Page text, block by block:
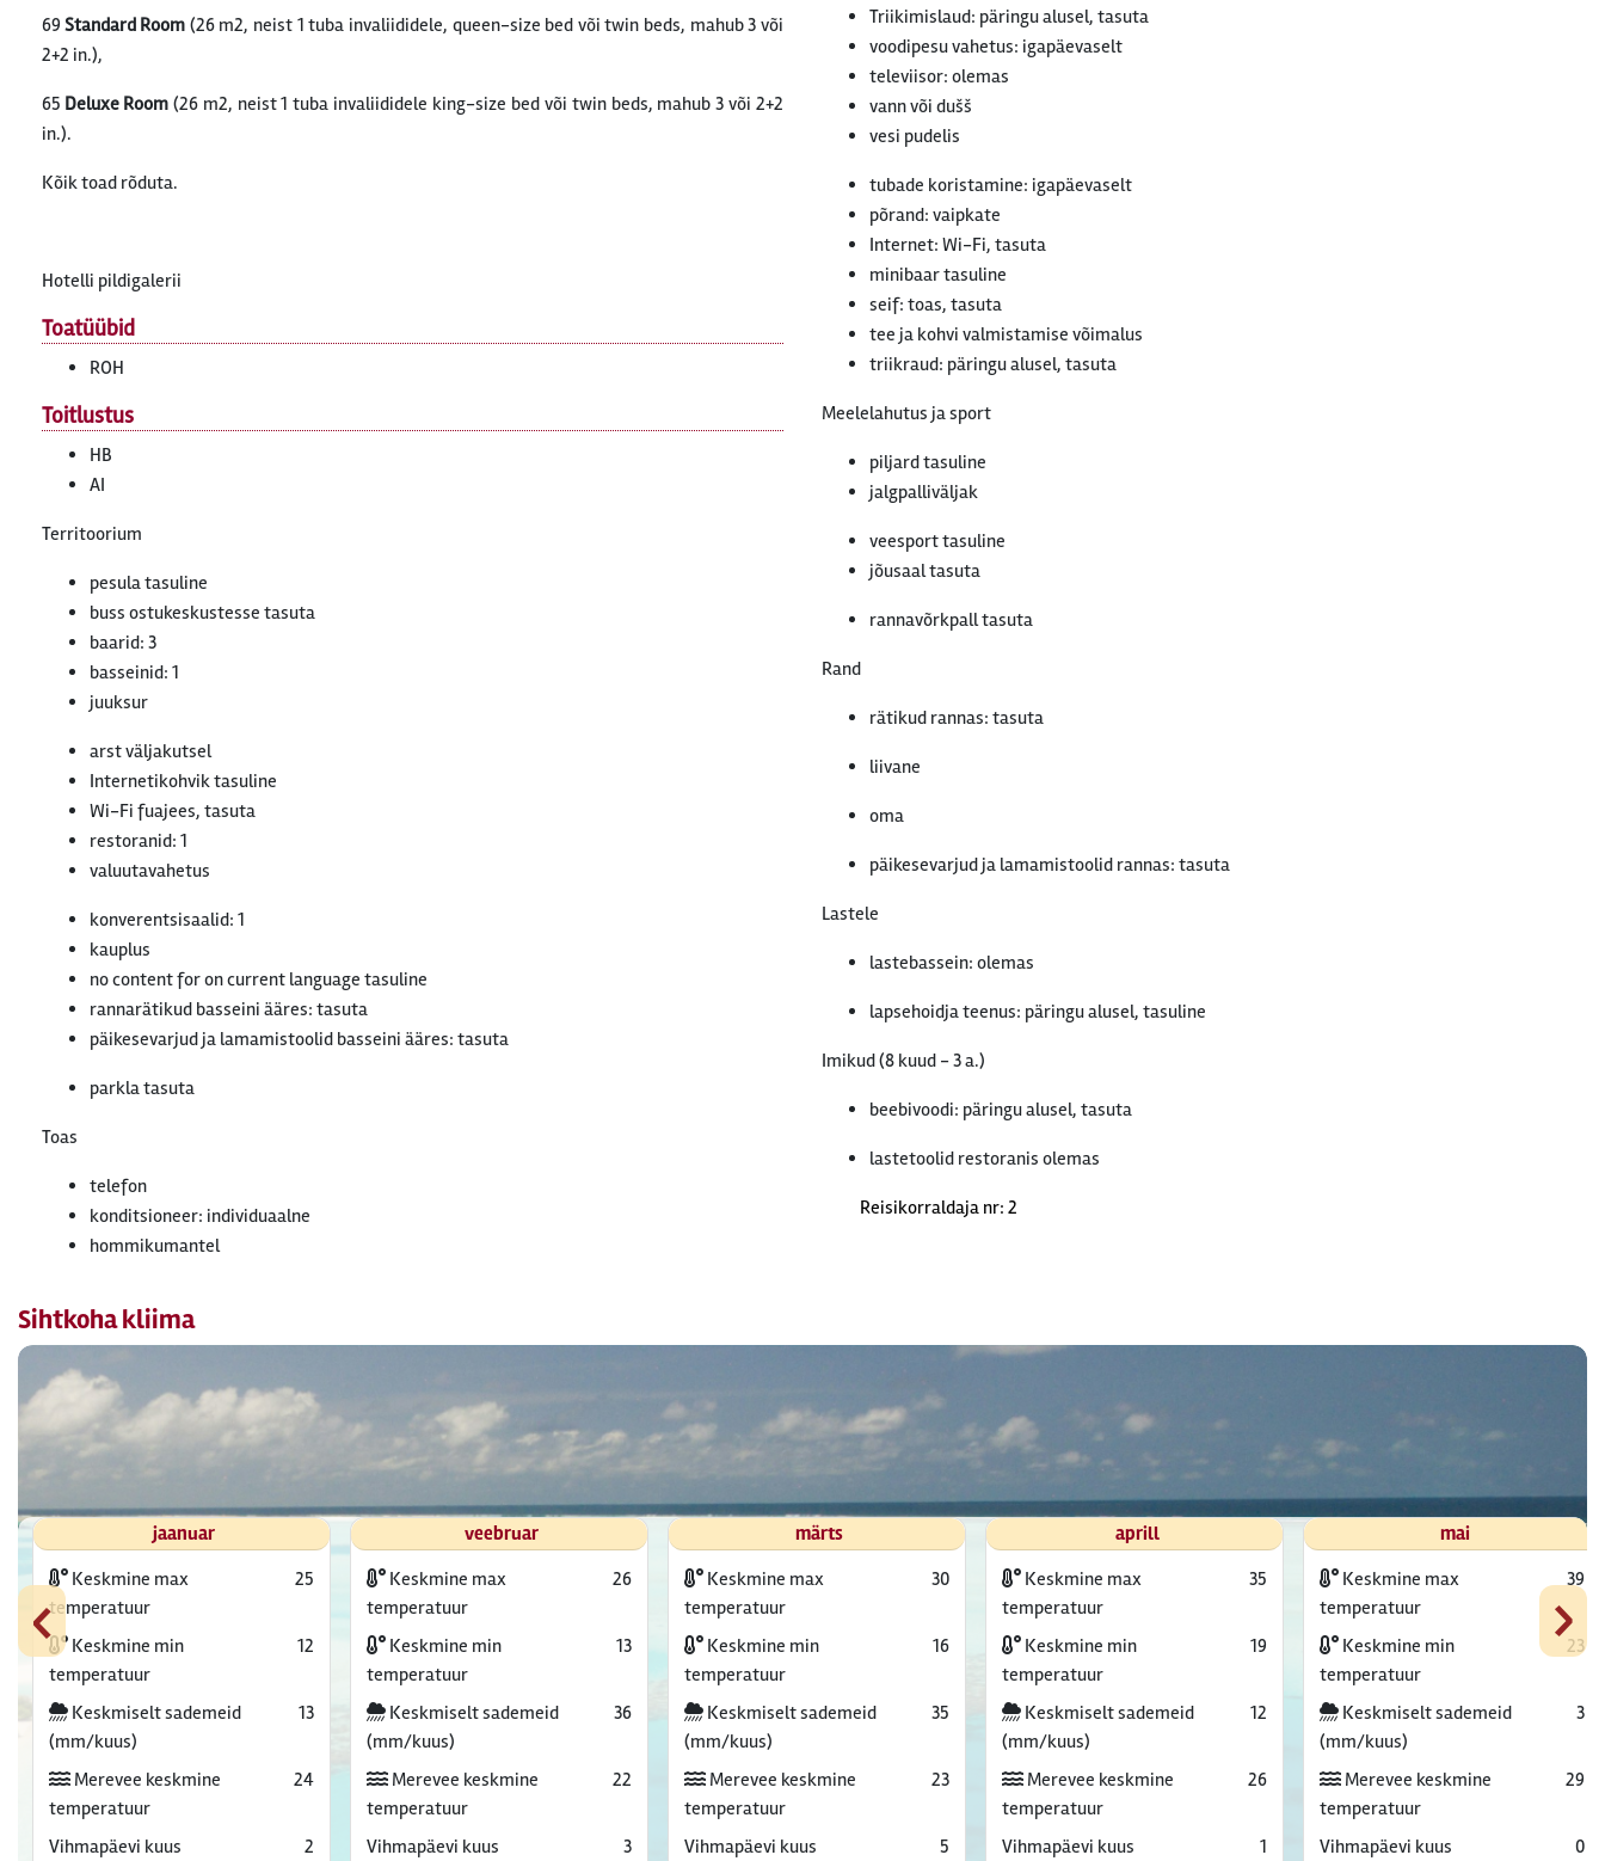
69 Standard Room (26 m2, neist 1 tuba invaliididele, queen-size bed või twin beds, mahub 3 või
2+2 in.),
65 Deluxe Room (26 m2, neist 1 tuba invaliididele king-size bed või twin beds, mahub 3 või 2+2
in.).
Kõik toad rõduta.
Hotelli pildigalerii
Toatüübid
ROH
Toitlustus
HB
AI
Territoorium
pesula tasuline
buss ostukeskustesse tasuta
baarid: 3
basseinid: 1
juuksur
arst väljakutsel
Internetikohvik tasuline
Wi-Fi fuajees, tasuta
restoranid: 1
valuutavahetus
konverentsisaalid: 1
kauplus
no content for on current language tasuline
rannarätikud basseini ääres: tasuta
päikesevarjud ja lamamistoolid basseini ääres: tasuta
parkla tasuta
Toas
telefon
konditsioneer: individuaalne
hommikumantel
Triikimislaud: päringu alusel, tasuta
voodipesu vahetus: igapäevaselt
televiisor: olemas
vann või dušš
vesi pudelis
tubade koristamine: igapäevaselt
põrand: vaipkate
Internet: Wi-Fi, tasuta
minibaar tasuline
seif: toas, tasuta
tee ja kohvi valmistamise võimalus
triikraud: päringu alusel, tasuta
Meelelahutus ja sport
piljard tasuline
jalgpalliväljak
veesport tasuline
jõusaal tasuta
rannavõrkpall tasuta
Rand
rätikud rannas: tasuta
liivane
oma
päikesevarjud ja lamamistoolid rannas: tasuta
Lastele
lastebassein: olemas
lapsehoidja teenus: päringu alusel, tasuline
Imikud (8 kuud - 3 a.)
beebivoodi: päringu alusel, tasuta
lastetoolid restoranis olemas
Reisikorraldaja nr: 2
Sihtkoha kliima
‹ ›
jaanuar
Keskmine max
temperatuur
25
Keskmine min
temperatuur
12
Keskmiselt sademeid
(mm/kuus)
13
Merevee keskmine
temperatuur
24
Vihmapäevi kuus 2
veebruar
Keskmine max
temperatuur
26
Keskmine min
temperatuur
13
Keskmiselt sademeid
(mm/kuus)
36
Merevee keskmine
temperatuur
22
Vihmapäevi kuus 3
märts
Keskmine max
temperatuur
30
Keskmine min
temperatuur
16
Keskmiselt sademeid
(mm/kuus)
35
Merevee keskmine
temperatuur
23
Vihmapäevi kuus 5
aprill
Keskmine max
temperatuur
35
Keskmine min
temperatuur
19
Keskmiselt sademeid
(mm/kuus)
12
Merevee keskmine
temperatuur
26
Vihmapäevi kuus 1
mai
Keskmine max
temperatuur
39
Keskmine min
temperatuur
23
Keskmiselt sademeid
(mm/kuus)
3
Merevee keskmine
temperatuur
29
Vihmapäevi kuus 0